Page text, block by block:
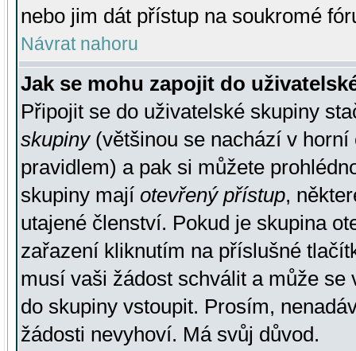
nebo jim dát přístup na soukromé
Návrat nahoru
Jak se mohu zapojit do
Připojit se do uživatelské skupiny
skupiny(většinou se nachází v horní
pravidlem) a pak si můžete
skupiny mají otevřený přístup,
utajené členství. Pokud je skupina
zařazení kliknutím na příslušné
musí vaši žádost schválit a může se
do skupiny vstoupit. Prosím,
žádosti nevyhoví. Má svůj důvod.